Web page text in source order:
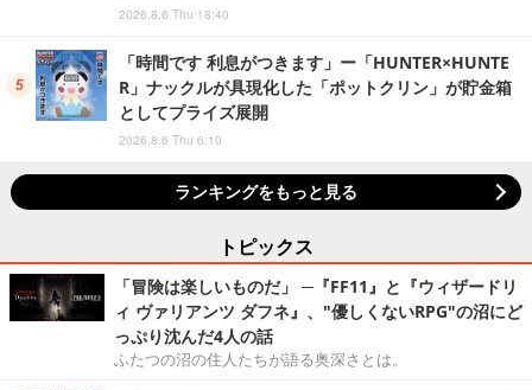
2026.8.6 Thu 18:40
「時間です 利息がつきます」ー「HUNTER×HUNTE
R」ナックルが具現化した「ポットクリン」が貯金箱
としてプライズ展開
2026.8.6 Thu 6:10
ランキングをもっと見る
トピックス
「冒険は楽しいものだ」 ─『FF11』と『ウィザードリ
ィ ヴァリアンツ ダフネ』、"優しくないRPG"の沼にど
っぷり沈んだ4人の話
ふたつの沼の住人たちが語る奥深さとは。